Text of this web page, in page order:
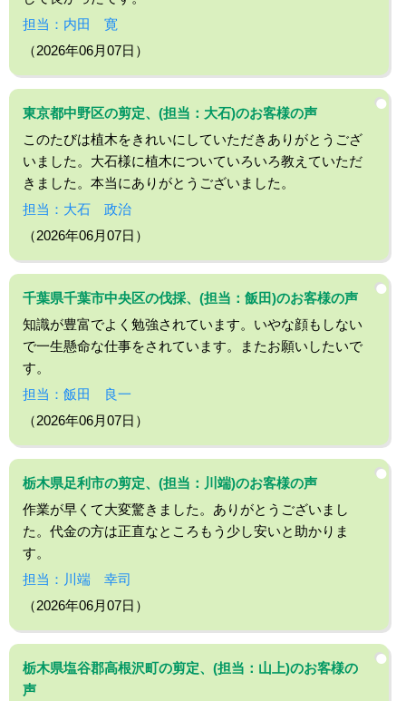
担当：内田 寛
（2026年06月07日）
東京都中野区の剪定、(担当：大石)のお客様の声
このたびは植木をきれいにしていただきありがとうござ
いました。大石様に植木についていろいろ教えていただ
きました。本当にありがとうございました。
担当：大石 政治
（2026年06月07日）
千葉県千葉市中央区の伐採、(担当：飯田)のお客様の声
知識が豊富でよく勉強されています。いやな顔もしない
で一生懸命な仕事をされています。またお願いしたいで
す。
担当：飯田 良一
（2026年06月07日）
栃木県足利市の剪定、(担当：川端)のお客様の声
作業が早くて大変驚きました。ありがとうございまし
た。代金の方は正直なところもう少し安いと助かりま
す。
担当：川端 幸司
（2026年06月07日）
栃木県塩谷郡高根沢町の剪定、(担当：山上)のお客様の
声